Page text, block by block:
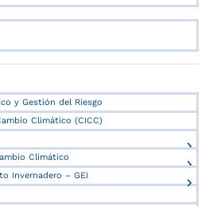
y Gestión del Riesgo
Climático (CICC)
Climático
Invernadero – GEI